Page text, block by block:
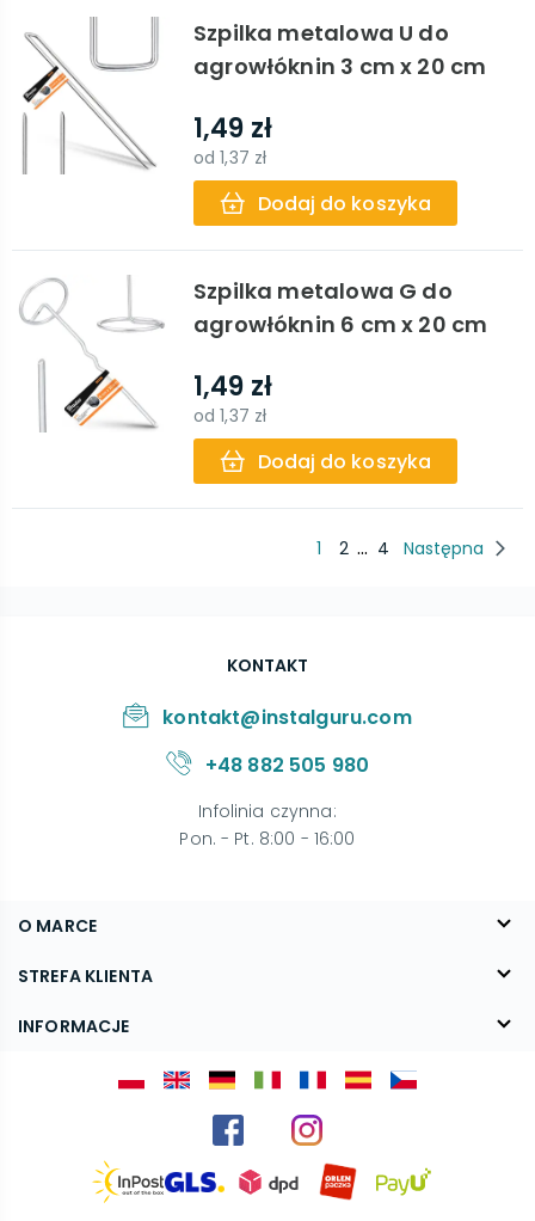
Szpilka metalowa U do
agrowłóknin 3 cm x 20 cm
1,49 zł
od1,37 zł
Dodaj do koszyka
Szpilka metalowa G do
agrowłóknin 6 cm x 20 cm
1,49 zł
od1,37 zł
Dodaj do koszyka
1 2 ... 4 Następna
O MARCE
O nas
Blog
STREFA KLIENTA
FAQ
INFORMACJE
KONTAKT
kontakt@instalguru.com
+48 882 505 980
Infolinia czynna:
Pon. - Pt. 8:00 - 16:00